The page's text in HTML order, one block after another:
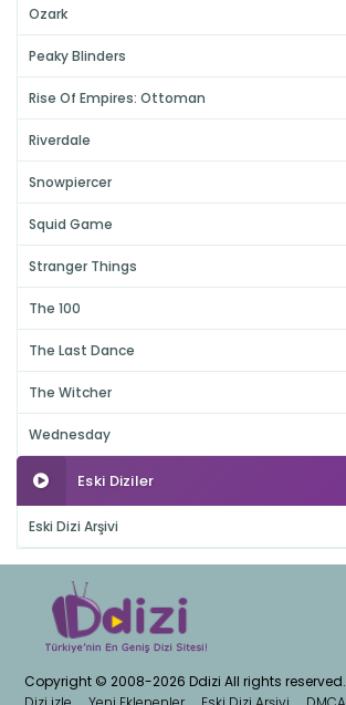
Ozark
Peaky Blinders
Rise Of Empires: Ottoman
Riverdale
Snowpiercer
Squid Game
Stranger Things
The 100
The Last Dance
The Witcher
Wednesday
Eski Diziler
Eski Dizi Arşivi
Copyright © 2008-2026 Ddizi All rights reserved.